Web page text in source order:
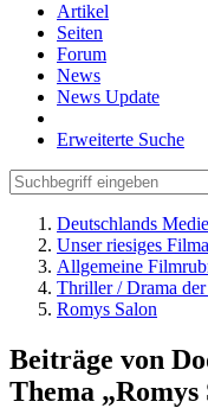
Artikel
Seiten
Forum
News
News Update
Erweiterte Suche
Deutschlands
Unser riesiges
Allgemeine
Thriller / Drama
Romys Salon
Beiträge von
Thema „Romys